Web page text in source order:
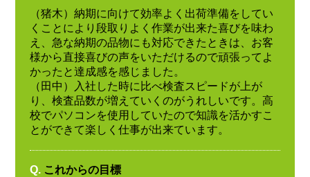
（猪木）納期に向けて効率よく出荷準備をしてい
くことにより段取りよく作業が出来た喜びを味わ
え、急な納期の品物にも対応できたときは、お客
様から直接喜びの声をいただけるので頑張ってよ
かったと達成感を感じました。
（田中）入社した時に比べ検査スピードが上が
り、検査品数が増えていくのがうれしいです。高
校でパソコンを使用していたので知識を活かすこ
とができて楽しく仕事が出来ています。
Q. これからの目標